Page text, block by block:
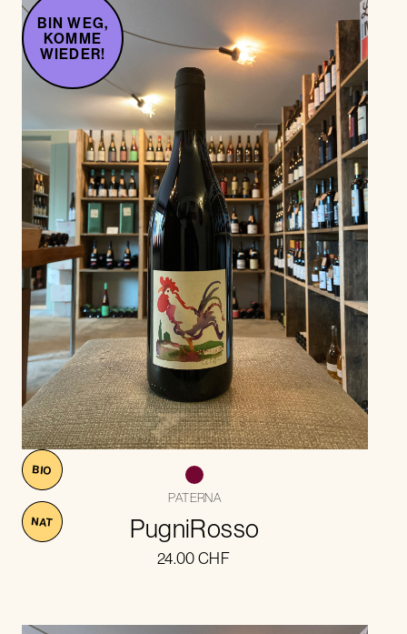
BIN WEG,
KOMME
WIEDER!
BIO
NAT
PATERNA
PugniRosso
24.00CHF